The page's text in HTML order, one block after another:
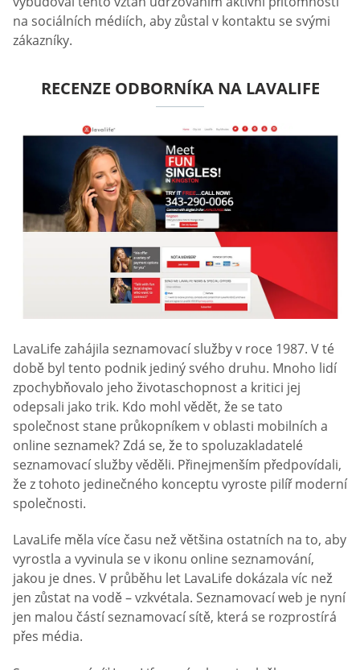
na sociálních médiích, aby zůstal v kontaktu se svými
zákazníky.
RECENZE ODBORNÍKA NA LAVALIFE
LavaLife zahájila seznamovací služby v roce 1987. V té
době byl tento podnik jediný svého druhu. Mnoho lidí
zpochybňovalo jeho životaschopnost a kritici jej
odepsali jako trik. Kdo mohl vědět, že se tato
společnost stane průkopníkem v oblasti mobilních a
online seznamek? Zdá se, že to spoluzakladatelé
seznamovací služby věděli. Přinejmenším předpovídali,
že z tohoto jedinečného konceptu vyroste pilíř moderní
společnosti.
LavaLife měla více času než většina ostatních na to, aby
vyrostla a vyvinula se v ikonu online seznamování,
jakou je dnes. V průběhu let LavaLife dokázala víc než
jen zůstat na vodě – vzkvétala. Seznamovací web je nyní
jen malou částí seznamovací sítě, která se rozprostírá
přes média.